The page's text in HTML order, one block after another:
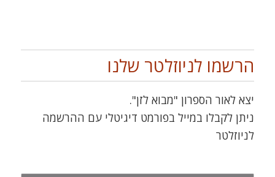
הרשמו לניוזלטר שלנו
יצא לאור הספרון "מבוא לזן".
ניתן לקבלו במייל בפורמט דיגיטלי עם ההרשמה
לניוזלטר